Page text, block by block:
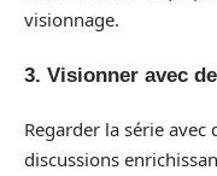
visionnage.
3. Visionner avec
Regarder la série avec
discussions